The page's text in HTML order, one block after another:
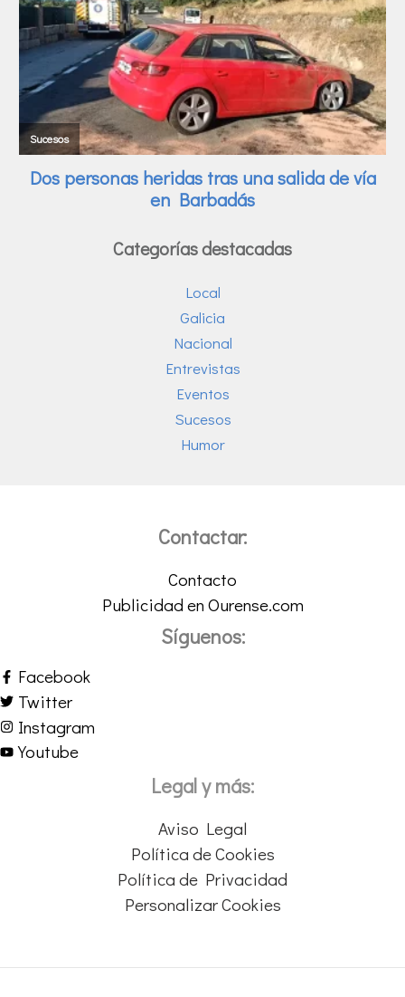
Categorías destacadas
Local
Galicia
Nacional
Entrevistas
Eventos
Sucesos
Humor
Contactar:
Contacto
Publicidad en Ourense.com
Síguenos:
Facebook
Twitter
Instagram
Youtube
Legal y más:
Aviso Legal
Política de Cookies
Política de Privacidad
Personalizar Cookies